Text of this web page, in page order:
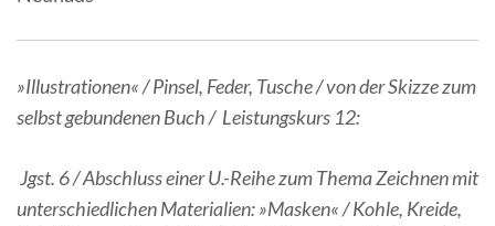
»Illustrationen« / Pinsel, Feder, Tusche / von der Skizze zum
selbst gebundenen Buch / Leistungskurs 12:
Jgst. 6 / Abschluss einer U.-Reihe zum Thema Zeichnen mit
unterschiedlichen Materialien: »Masken« / Kohle, Kreide,